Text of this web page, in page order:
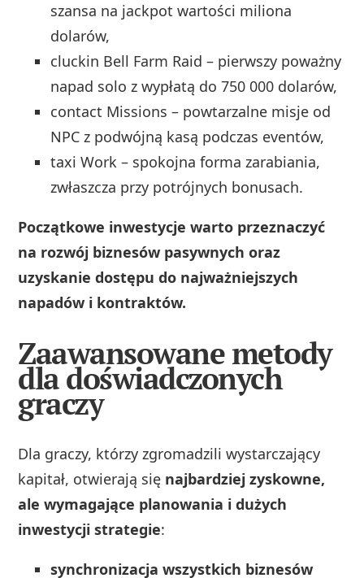
szansa na jackpot wartości miliona
dolarów,
cluckin Bell Farm Raid – pierwszy poważny
napad solo z wypłatą do 750 000 dolarów,
contact Missions – powtarzalne misje od
NPC z podwójną kasą podczas eventów,
taxi Work – spokojna forma zarabiania,
zwłaszcza przy potrójnych bonusach.
Początkowe inwestycje warto przeznaczyć
na rozwój biznesów pasywnych oraz
uzyskanie dostępu do najważniejszych
napadów i kontraktów.
Zaawansowane metody
dla doświadczonych
graczy
Dla graczy, którzy zgromadzili wystarczający
kapitał, otwierają się najbardziej zyskowne,
ale wymagające planowania i dużych
inwestycji strategie:
synchronizacja wszystkich biznesów